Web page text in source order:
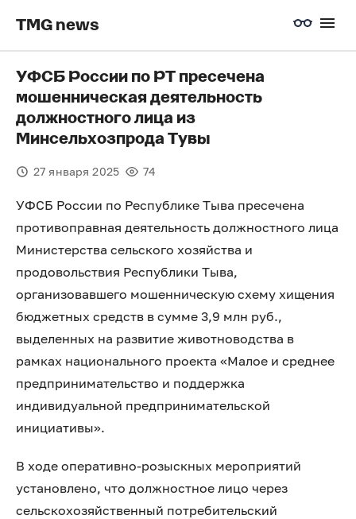
TMG news
УФСБ России по РТ пресечена
мошенническая деятельность
должностного лица из
Минсельхозпрода Тувы
27 января 2025 74
УФСБ России по Республике Тыва пресечена
противоправная деятельность должностного лица
Министерства сельского хозяйства и
продовольствия Республики Тыва,
организовавшего мошенническую схему хищения
бюджетных средств в сумме 3,9 млн руб.,
выделенных на развитие животноводства в
рамках национального проекта «Малое и среднее
предпринимательство и поддержка
индивидуальной предпринимательской
инициативы».
В ходе оперативно-розыскных мероприятий
установлено, что должностное лицо через
сельскохозяйственный потребительский